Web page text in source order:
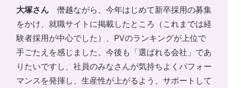
大塚さん 僭越ながら、今年はじめて新卒採用の募集
をかけ、就職サイトに掲載したところ（これまでは経
験者採用が中心でした）、PVのランキングが上位で
手ごたえを感じました。今後も「選ばれる会社」であ
りたいですし、社員のみなさんが気持ちよくパフォー
マンスを発揮し、生産性が上がるよう、サポートして